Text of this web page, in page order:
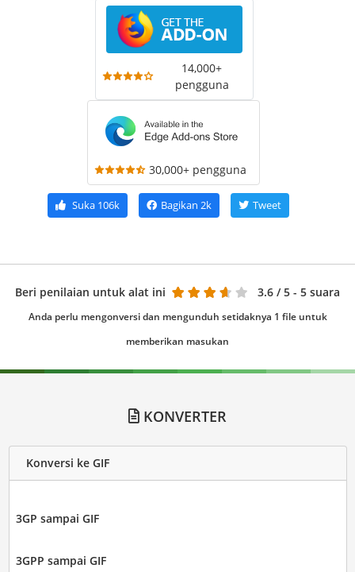
14,000+
pengguna
30,000+ pengguna
Suka106k Bagikan 2k Tweet
Beri penilaian untuk alat ini 3.6 / 5 - 5 suara
Anda perlu mengonversi dan mengunduh setidaknya 1 file untuk
memberikan masukan
KONVERTER
Konversi ke GIF
3GP sampai GIF
3GPP sampai GIF